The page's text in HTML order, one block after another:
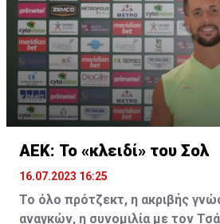
ελεύθερα σε οποιαδήποτε νέα
καλοκαίρι.
ΑΕΚ: Το «κλειδί» του Σολ
16.07.2023 16:25
Το όλο πρότζεκτ, η ακριβής
αναγκών, η συνομιλία με τον